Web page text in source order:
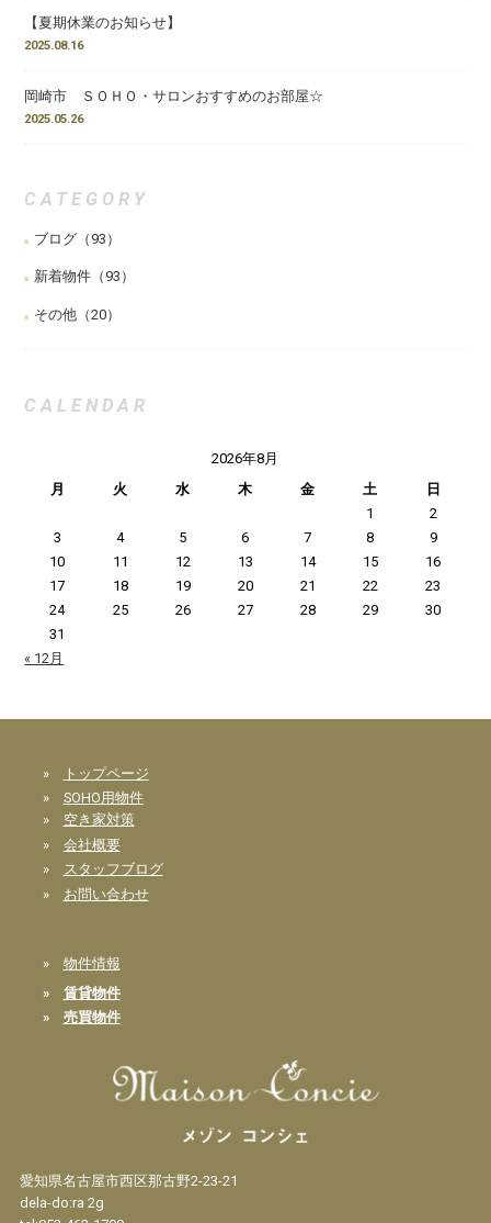
【夏期休業のお知らせ】
2025.08.16
岡崎市 ＳＯＨＯ・サロンおすすめのお部屋☆
2025.05.26
CATEGORY
ブログ （93）
新着物件 （93）
その他 （20）
CALENDAR
2026年8月
月
火 水 木 金 土
日
1
2
3
4 5 6 7 8
9
10
11 12 13 14 15
16
17
18 19 20 21 22
23
24
25 26 27 28 29
30
31
« 12月
»
トップページ
» SOHO用物件
» 空き家対策
» 会社概要
» スタッフブログ
» お問い合わせ
» 物件情報
» 賃貸物件
» 売買物件
愛知県名古屋市西区那古野2-23-21
dela-do:ra 2g